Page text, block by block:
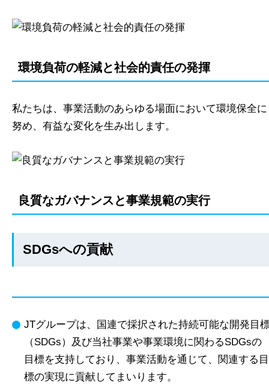
環境負荷の軽減と社会的責任の発揮
私たちは、事業活動のあらゆる場面において環境保全に
努め、有益な変化を生み出します。
良質なガバナンスと事業規範の実行
SDGsへの貢献
JTグループは、国連で採択された持続可能な開発目
（SDGs）及び当社事業や事業環境に関わるSDGsの
目標を支持しており、事業活動を通じて、関連する目
標の実現に貢献してまいります。